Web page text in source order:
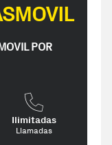
POR
Ilimitadas
Llamadas